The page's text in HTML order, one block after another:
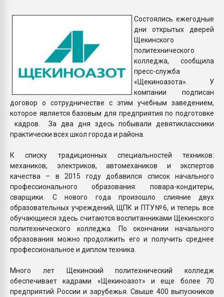
ПЕРЕЙТИ НА
Состоялись ежегодные
дни открытых дверей
Щекинского
политехнического
колледжа, сообщила
пресс-служба
«Щекиноазота». У
компании подписан
договор о сотрудничестве с этим учебным заведением,
которое является базовым для предприятия по подготовке
кадров. За два дня здесь побывали девятиклассники
практически всех школ города и района.
К списку традиционных специальностей техников:
механиков, электриков, автомехаников и экспертов
качества – в 2015 году добавился список начального
профессионального образования: повара-кондитеры,
сварщики. С нового года произошло слияние двух
образовательных учреждений, ЩПК и ПТУ№6, и теперь все
обучающиеся здесь считаются воспитанниками Щекинского
политехнического колледжа. По окончании начального
образования можно продолжить его и получить среднее
профессиональное и диплом техника.
Много лет Щекинский политехнический колледж
обеспечивает кадрами «Щекиноазот» и еще более 70
предприятий России и зарубежья. Свыше 400 выпускников